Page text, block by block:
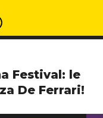
Festival: le
De Ferrari!